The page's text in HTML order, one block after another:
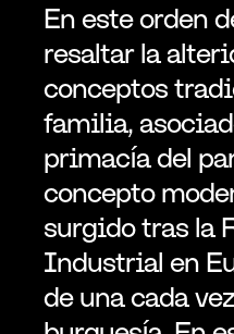
En este orden
resaltar la
conceptos
familia,
primacía del
concepto
surgido tras la
Industrial en
de una cada